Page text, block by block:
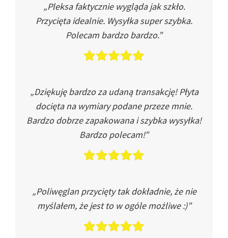
„Pleksa faktycznie wygląda jak szkło.
Przycięta idealnie. Wysyłka super szybka.
Polecam bardzo bardzo.”
„Dziękuję bardzo za udaną transakcję! Płyta
docięta na wymiary podane przeze mnie.
Bardzo dobrze zapakowana i szybka wysyłka!
Bardzo polecam!”
„Poliwęglan przycięty tak dokładnie, że nie
myślałem, że jest to w ogóle możliwe :)”